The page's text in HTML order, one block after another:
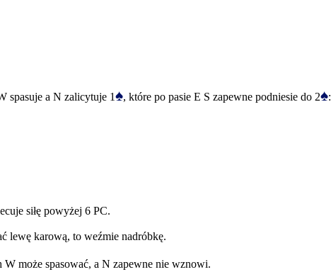
spasuje a N zalicytuje 1♠, które po pasie E S zapewne podniesie do 2♠:
siłę powyżej 6 PC.
lewę karową, to weźmie nadróbkę.
W może spasować, a N zapewne nie wznowi.